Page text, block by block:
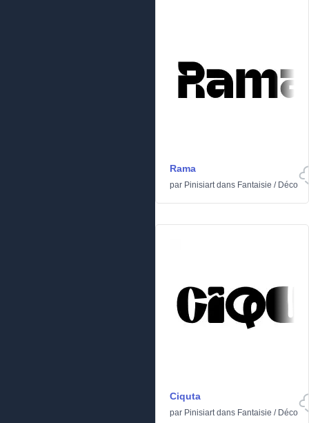
Rama
par Pinisiartdans Fantaisie / Déco
Ciquta
par Pinisiartdans Fantaisie / Déco